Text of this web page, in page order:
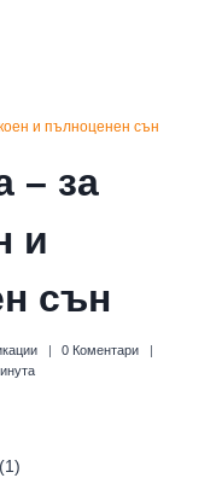
и пълноценен сън
– за
и
сън
0 Коментари
(1)